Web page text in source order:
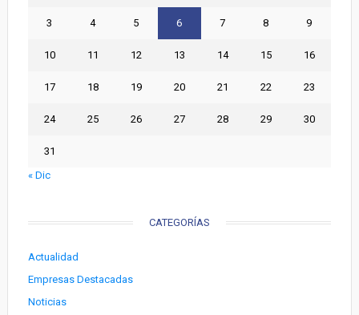
3 4 5 6 7 8 9
10 11 12 13 14 15 16
17 18 19 20 21 22 23
24 25 26 27 28 29 30
31
« Dic
CATEGORÍAS
Actualidad
Empresas Destacadas
Noticias